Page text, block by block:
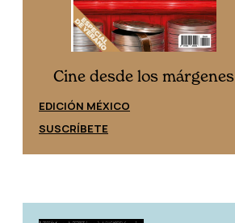
Cine desde los márgenes
EDICIÓN MÉXICO
SUSCRÍBETE